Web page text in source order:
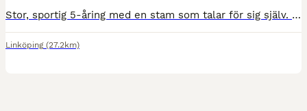
Stor, sportig 5-åring med en stam som talar för sig själv. Försiktigt tagen pga sin storlek så endast startad ett fåtal gånger. Vid seriöst intresse kan fler bilder och filmer skickas.
Linköping (27.2km)